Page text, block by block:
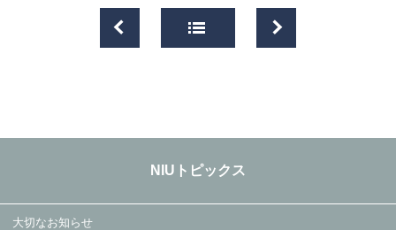
NIUトピックス
大切なお知らせ